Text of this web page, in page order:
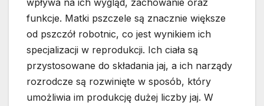
wpływa na ich wygląd, zachowanie oraz
funkcje. Matki pszczele są znacznie większe
od pszczół robotnic, co jest wynikiem ich
specjalizacji w reprodukcji. Ich ciała są
przystosowane do składania jaj, a ich narządy
rozrodcze są rozwinięte w sposób, który
umożliwia im produkcję dużej liczby jaj. W